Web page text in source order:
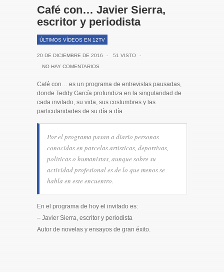
Café con… Javier Sierra,
escritor y periodista
ÚLTIMOS VÍDEOS EN 12TV
20 DE DICIEMBRE DE 2016 - 51 VISTO
-
NO HAY COMENTARIOS
Café con… es un programa de entrevistas pausadas,
donde Teddy García profundiza en la singularidad de
cada invitado, su vida, sus costumbres y las
particularidades de su día a día.
Por el programa pasan a diario personas
conocidas en parcelas artísticas, deportivas,
políticas o humanistas, aunque sobre su
actividad profesional es de lo que menos se
habla en este encuentro.
En el programa de hoy el invitado es:
– Javier Sierra, escritor y periodista
Autor de novelas y ensayos de gran éxito.